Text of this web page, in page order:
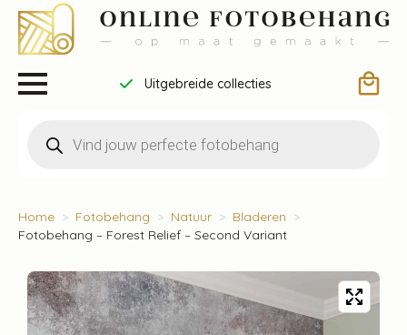
Uitgebreide collecties
zoeken
Home Fotobehang Natuur
Bladeren
Fotobehang – Forest Relief – Second Variant